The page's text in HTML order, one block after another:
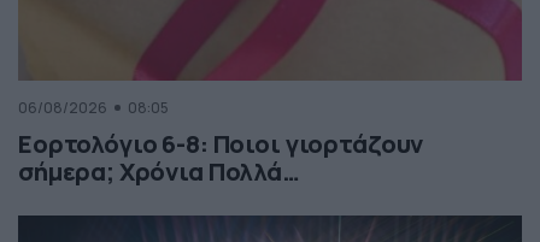
06/08/2026 08:05
Εορτολόγιο 6-8: Ποιοι γιορτάζουν
σήμερα; Χρόνια Πολλά…